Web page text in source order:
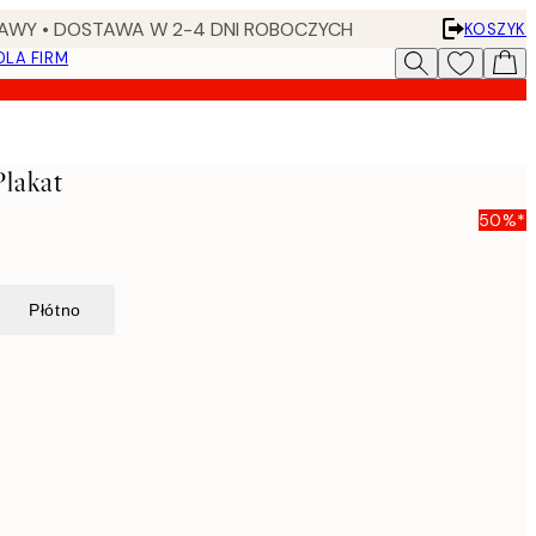
• DOSTAWA W 2-4 DNI ROBOCZYCH
KOSZYK
FIRM
50%*
Płótno